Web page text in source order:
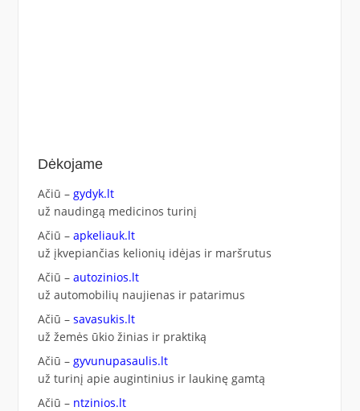
Dėkojame
Ačiū – gydyk.lt
už naudingą medicinos turinį
Ačiū – apkeliauk.lt
už įkvepiančias kelionių idėjas ir maršrutus
Ačiū – autozinios.lt
už automobilių naujienas ir patarimus
Ačiū – savasukis.lt
už žemės ūkio žinias ir praktiką
Ačiū – gyvunupasaulis.lt
už turinį apie augintinius ir laukinę gamtą
Ačiū – ntzinios.lt